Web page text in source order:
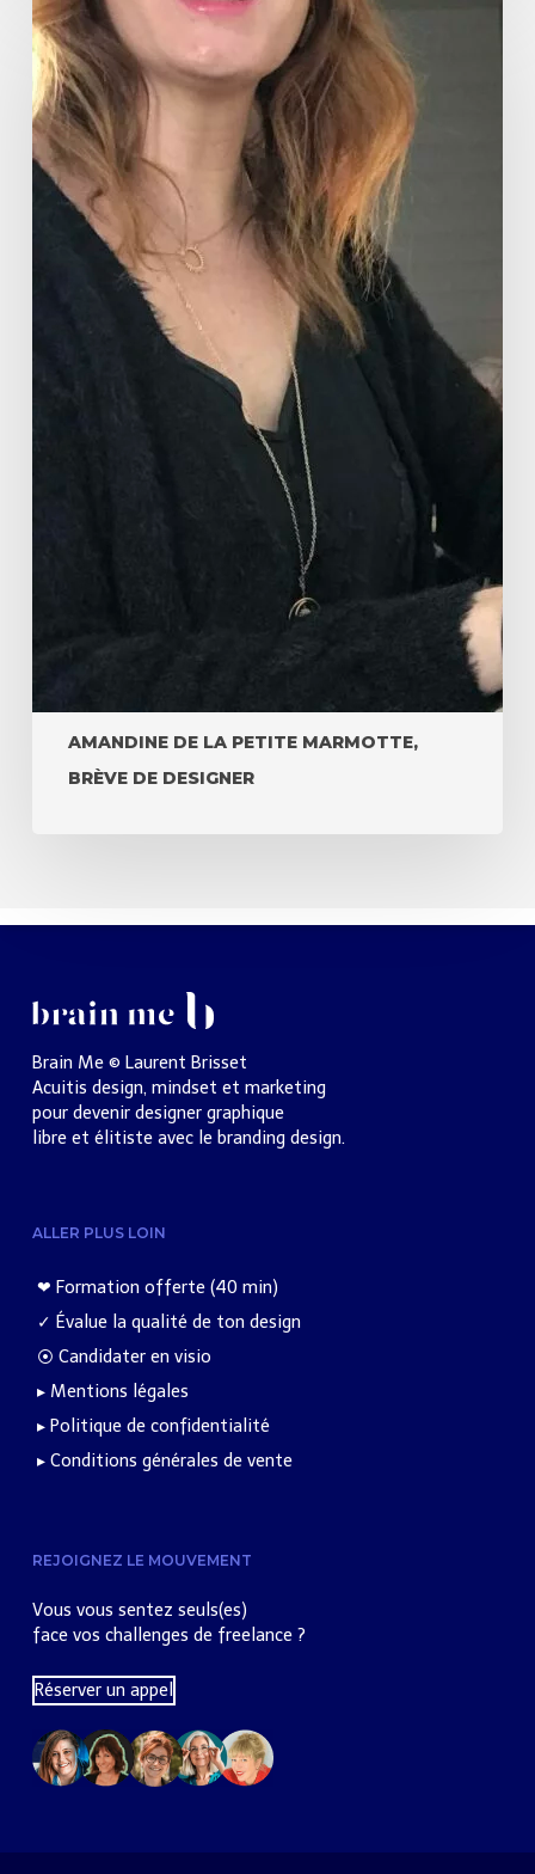
AMANDINE DE LA PETITE MARMOTTE,
BRÈVE DE DESIGNER
Brain Me © Laurent Brisset
Acuitis design, mindset et marketing
pour devenir designer graphique
libre et élitiste avec le branding design.
ALLER PLUS LOIN
❤︎ Formation offerte (40 min)
✓ Évalue la qualité de ton design
⦿ Candidater en visio
▸ Mentions légales
▸ Politique de confidentialité
▸ Conditions générales de vente
REJOIGNEZ LE MOUVEMENT
Vous vous sentez seuls(es)
face vos challenges de freelance ?
Réserver un appel